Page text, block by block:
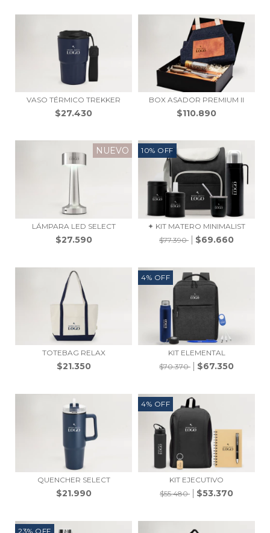
VASO TÉRMICO TREKKER
$27.430
BOX ASADOR PREMIUM II
$110.890
NUEVO
LÁMPARA LED SELECT
$27.590
10% OFF
✦ KIT MATERO MINIMALIST
$77.390
$69.660
TOTEBAG RELAX
$21.350
4% OFF
KIT ELEMENTAL
$70.370
$67.350
QUENCHER SELECT
$21.990
4% OFF
KIT EJECUTIVO
$55.480
$53.370
23% OFF